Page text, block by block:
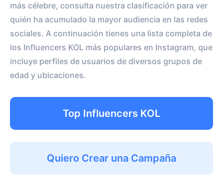
más célebre, consulta nuestra clasificación para ver
quién ha acumulado la mayor audiencia en las redes
sociales. A continuación tienes una lista completa de
los Influencers KOL más populares en Instagram, que
incluye perfiles de usuarios de diversos grupos de
edad y ubicaciones.
Top Influencers KOL
Quiero Crear una Campaña